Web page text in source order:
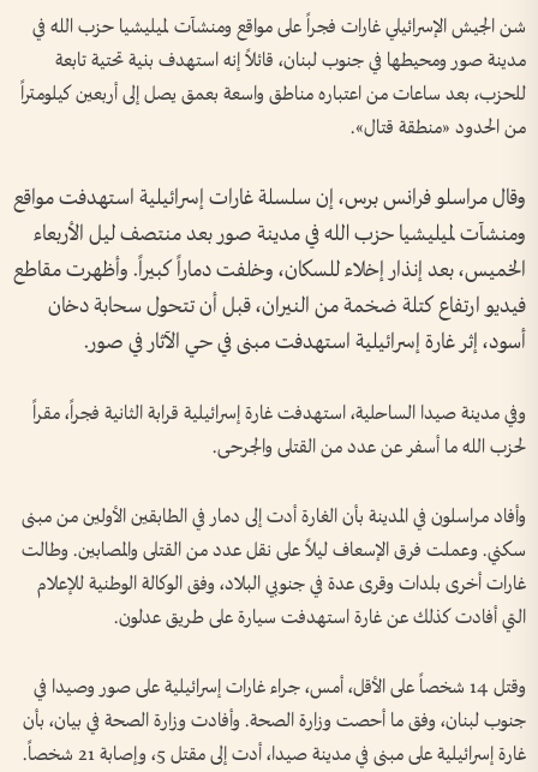
شن الجيش الإسرائيلي غارات فجراً على مواقع ومنشآت لميليشيا حزب الله في
مدينة صور ومحيطها في جنوب لبنان، قائلاً إنه استهدف بنية تحتية تابعة
للحزب، بعد ساعات من اعتباره مناطق واسعة بعمق يصل إلى أربعين كيلومتراً
من الحدود «منطقة قتال».
وقال مراسلو فرانس برس، إن سلسلة غارات إسرائيلية استهدفت مواقع
ومنشآت لميليشيا حزب الله في مدينة صور بعد منتصف ليل الأربعاء
الخميس، بعد إنذار إخلاء للسكان، وخلفت دماراً كبيراً. وأظهرت مقاطع
فيديو ارتفاع كتلة ضخمة من النيران، قبل أن تتحول سحابة دخان
أسود، إثر غارة إسرائيلية استهدفت مبنى في حي الآثار في صور.
وفي مدينة صيدا الساحلية، استهدفت غارة إسرائيلية قرابة الثانية فجراً، مقراً
لحزب الله ما أسفر عن عدد من القتلى والجرحى.
وأفاد مراسلون في المدينة بأن الغارة أدت إلى دمار في الطابقين الأولين من مبنى
سكني. وعملت فرق الإسعاف ليلاً على نقل عدد من القتلى والمصابين. وطالت
غارات أخرى بلدات وقرى عدة في جنوبي البلاد، وفق الوكالة الوطنية للإعلام
التي أفادت كذلك عن غارة استهدفت سيارة على طريق عدلون.
وقتل 14 شخصاً على الأقل، أمس، جراء غارات إسرائيلية على صور وصيدا في
جنوب لبنان، وفق ما أحصت وزارة الصحة. وأفادت وزارة الصحة في بيان، بأن
غارة إسرائيلية على مبنى في مدينة صيدا، أدت إلى مقتل 5، وإصابة 21 شخصاً.